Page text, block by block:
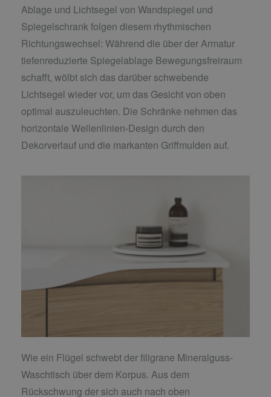
Ablage und Lichtsegel von Wandspiegel und
Spiegelschrank folgen diesem rhythmischen
Richtungswechsel: Während die über der Armatur
tiefenreduzierte Spiegelablage Bewegungsfreiraum
schafft, wölbt sich das darüber schwebende
Lichtsegel wieder vor, um das Gesicht von oben
optimal auszuleuchten. Die Schränke nehmen das
horizontale Wellenlinien-Design durch den
Dekorverlauf und die markanten Griffmulden auf.
Wie ein Flügel schwebt der filigrane Mineralguss-
Waschtisch über dem Korpus. Aus dem
Rückschwung der sich auch nach oben